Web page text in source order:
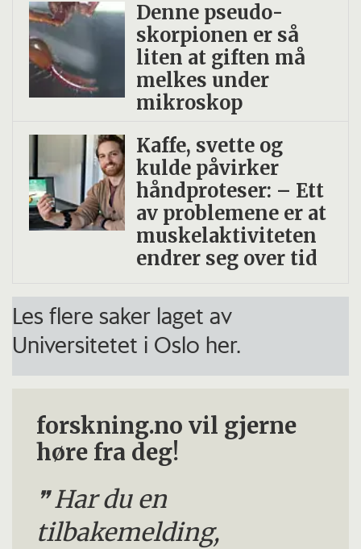
Denne pseudo­
skorpionen er så
liten at giften må
melkes under
mikroskop
Kaffe, svette og
kulde påvirker
håndproteser: – Ett
av problemene er at
muskelaktiviteten
endrer seg over tid
Les flere saker laget av
Universitetet i Oslo her.
forskning.no vil gjerne
høre fra deg!
Har du en
tilbakemelding,